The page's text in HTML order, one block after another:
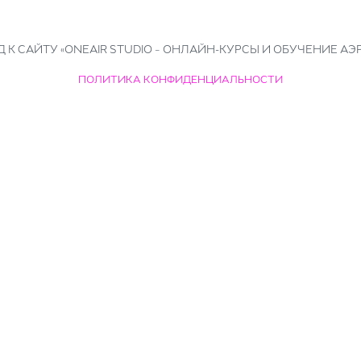
К САЙТУ «ONEAIR STUDIO – ОНЛАЙН-КУРСЫ И ОБУЧЕНИЕ
ПОЛИТИКА КОНФИДЕНЦИАЛЬНОСТИ